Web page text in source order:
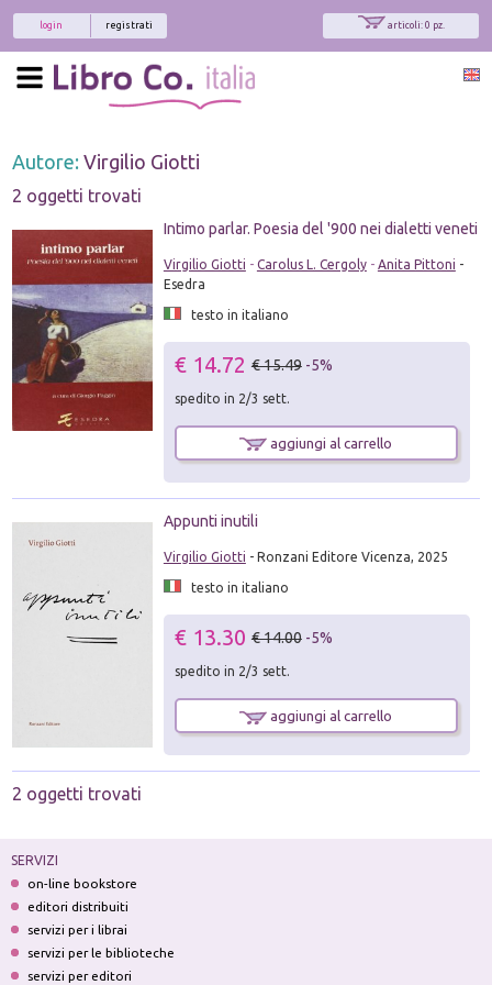
articoli: 0 pz.
registrati
login
Autore:Virgilio Giotti
2 oggetti trovati
Intimo parlar. Poesia del '900 nei dialetti veneti
Virgilio Giotti - Carolus L. Cergoly- Anita Pittoni -
Esedra
testo in italiano
€ 14.72 € 15.49 -5%
spedito in 2/3 sett.
aggiungi al carrello
Appunti inutili
Virgilio Giotti - Ronzani Editore Vicenza, 2025
testo in italiano
€ 13.30 € 14.00 -5%
spedito in 2/3 sett.
aggiungi al carrello
2 oggetti trovati
SERVIZI
on-line bookstore
editori distribuiti
servizi per i librai
servizi per le biblioteche
servizi per editori